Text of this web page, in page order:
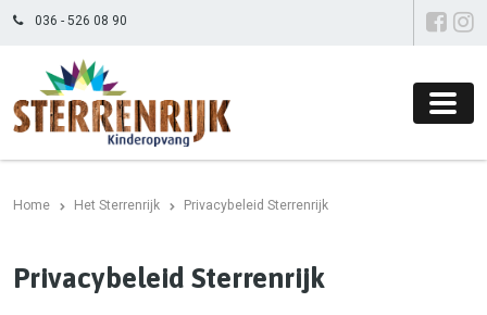
036 - 526 08 90
Home Het Sterrenrijk Privacybeleid Sterrenrijk
Privacybeleid Sterrenrijk